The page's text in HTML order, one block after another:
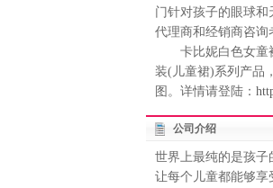
门针对孩子的眼球
代理商和经销商咨询
卡比妮白色女童裙
装(儿童裙)系列产品
图。详情请登陆：
公司介绍
世界上最纯的是孩子
让每个儿童都能够